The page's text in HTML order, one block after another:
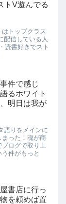
トV遊んでる
トップクラス
配信している人
読書好きでスト
件で感じ
るホワイト
明日は我が
語りをメインに
った！魂が商
ログで取り上
件がもっと
書店に行っ
を頼めば置